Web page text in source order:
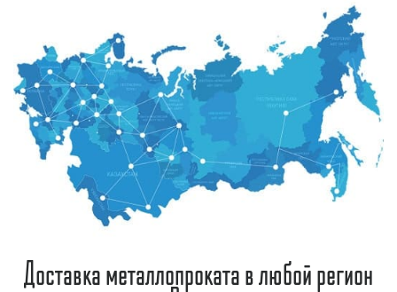
Доставка металлопроката в любой регион